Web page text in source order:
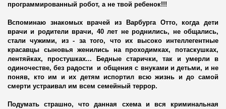
программированный робот, а не твой ребенок!!!
Вспоминаю знакомых врачей из Варбурга Отто, когда дети
врачи и родители врачи, 40 лет не роднились, не общались,
стали чужими, из - за того, что их высоко интеллегентные
красавцы сыновья женились на проходимках, потаскушках,
лентяйках, простушках... Бедные старички, так и умерли в
одиночестве, без радости и общения с внуками и детьми, и не
поняв, кто им и их детям испортил всю жизнь и до самой
смерти устраивал им всем семейный террор.
Подумать страшно, что данная схема и вся криминальная
граждан
авиакатастрофы
семейные конфликты
террора